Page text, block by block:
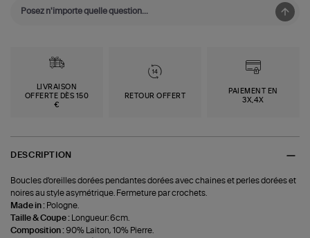
LIVRAISON
OFFERTE DÈS 150
€
RETOUR OFFERT
PAIEMENT EN
3X,4X
DESCRIPTION
Boucles d'oreilles dorées pendantes dorées avec chaines et perles dorées et
noires au style asymétrique. Fermeture par crochets.
Made in : Pologne.
Taille & Coupe :
Longueur: 6cm.
Composition : 90% Laiton, 10% Pierre.